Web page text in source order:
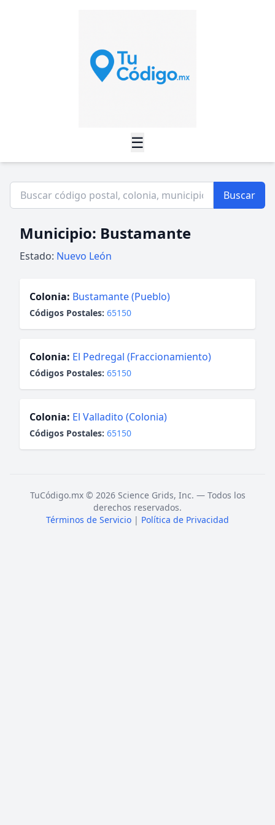
☰
Buscar
Municipio: Bustamante
Estado: Nuevo León
Colonia: Bustamante (Pueblo)
Códigos Postales: 65150
Colonia: El Pedregal (Fraccionamiento)
Códigos Postales: 65150
Colonia: El Valladito (Colonia)
Códigos Postales: 65150
TuCódigo.mx © 2026 Science Grids, Inc. — Todos los
derechos reservados.
Términos de Servicio | Política de Privacidad